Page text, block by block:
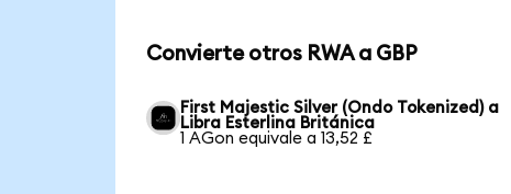
Convierte otros RWA a GBP
First Majestic Silver (Ondo Tokenized) a
Libra Esterlina Británica
1 AGon equivale a 13,52 £